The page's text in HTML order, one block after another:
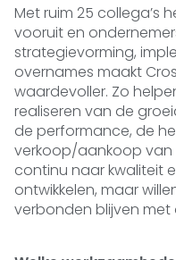
Met ruim 25 collega’s
vooruit en
strategievorming,
overnames maakt
waardevoller. Zo
realiseren van de
de performance, de
verkoop/aankoop van
continu naar kwaliteit
ontwikkelen, maar
verbonden blijven met